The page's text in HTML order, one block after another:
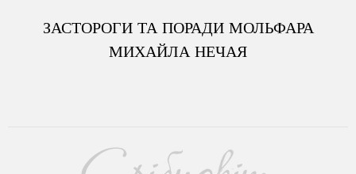
ЗАСТОРОГИ ТА ПОРАДИ МОЛЬФАРА
МИХАЙЛА НЕЧАЯ